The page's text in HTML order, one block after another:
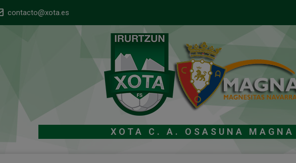
contacto@xota.es
XOTA C. A. OSASUNA MAGNA